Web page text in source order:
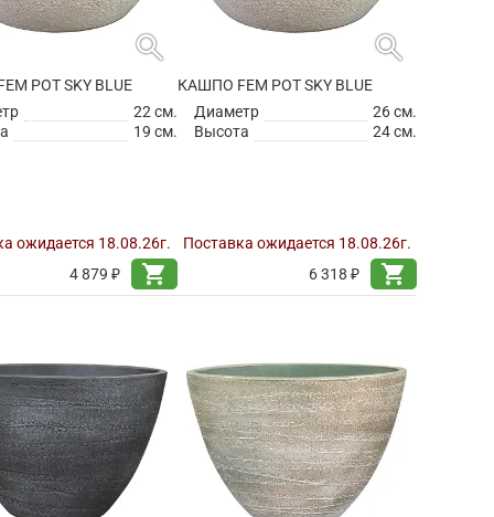
search
POT SKY BLUE
22 см.
19 см.
ожидается 18.08.26г.
4 879 ₽
shopping_cart
search
КАШПО FEM POT SKY BLUE
Диаметр
26 см.
Высота
24 см.
Поставка ожидается 18.08.26г.
6 318 ₽
shopping_cart